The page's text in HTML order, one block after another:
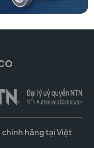
chính hãng tại Việt